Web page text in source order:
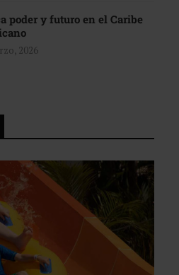
poder y futuro en el Caribe
2026